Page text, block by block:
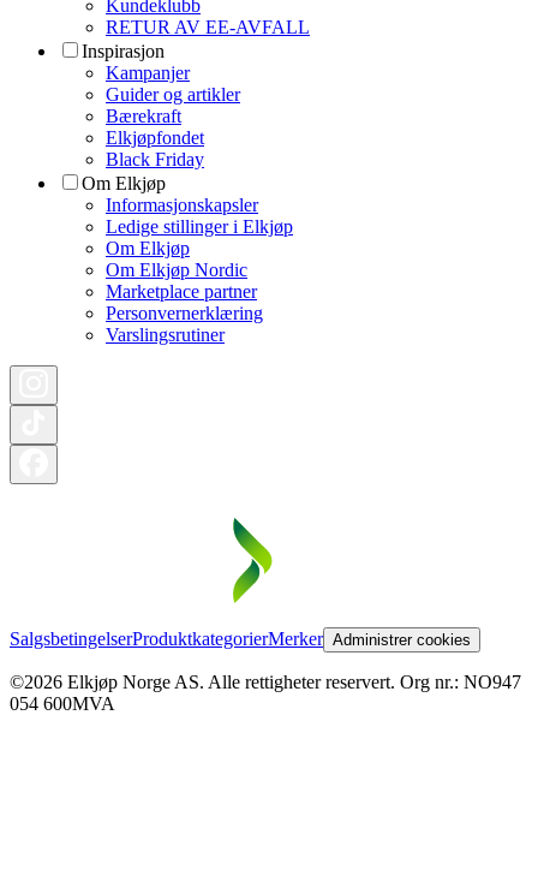
Kundeklubb
RETUR AV EE-AVFALL
Inspirasjon
Kampanjer
Guider og artikler
Bærekraft
Elkjøpfondet
Black Friday
Om Elkjøp
Informasjonskapsler
Ledige stillinger i Elkjøp
Om Elkjøp
Om Elkjøp Nordic
Marketplace partner
Personvernerklæring
Varslingsrutiner
SalgsbetingelserProduktkategorierMerker Administrer cookies
©2026 Elkjøp Norge AS. Alle rettigheter reservert. Org nr.: NO947
054 600MVA